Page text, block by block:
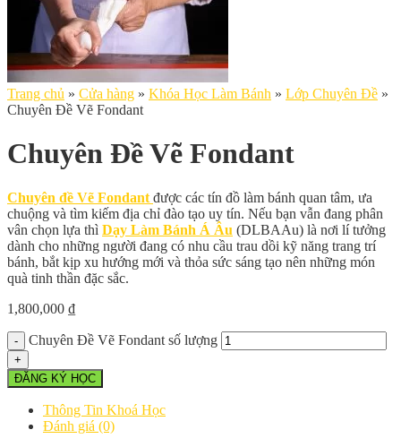
Trang chủ » Cửa hàng » Khóa Học Làm Bánh » Lớp Chuyên Đề »
Chuyên Đề Vẽ Fondant
Chuyên Đề Vẽ Fondant
Chuyên đề Vẽ Fondant được các tín đồ làm bánh quan tâm, ưa
chuộng và tìm kiếm địa chỉ đào tạo uy tín. Nếu bạn vẫn đang phân
vân chọn lựa thì Dạy Làm Bánh Á Âu (DLBAAu) là nơi lí tưởng
dành cho những người đang có nhu cầu trau dồi kỹ năng trang trí
bánh, bắt kịp xu hướng mới và thỏa sức sáng tạo nên những món
quà tinh thần đặc sắc.
1,800,000 ₫
Chuyên Đề Vẽ Fondant số lượng
ĐĂNG KÝ HỌC
Thông Tin Khoá Học
Đánh giá (0)